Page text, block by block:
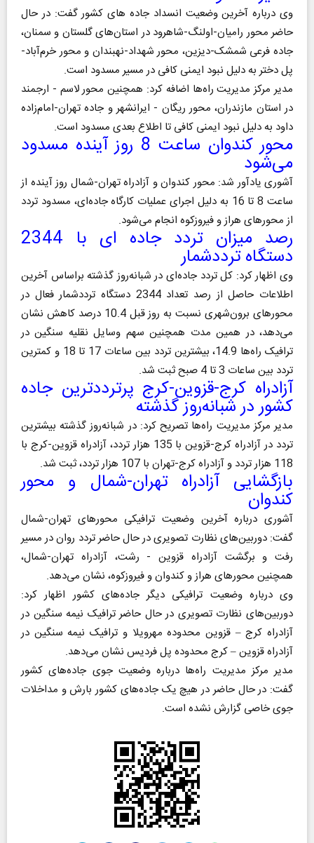
وی درباره آخرین وضعیت انسداد جاده‌‌ های کشور گفت: در حال
حاضر محور رامیان-اولنگ-شاهرود در استان‌های گلستان و سمنان،
جاده فرعی شمشک-دیزین، ‌محور شهداد-نهبندان و محور خرم‌آباد-
پل دختر به دلیل نبود ایمنی کافی در مسیر مسدود ‌است.
مدیر‌ مرکز مدیریت راه‌ها اضافه کرد:‌ همچنین محور لاسم - ارجمند
در استان مازندران، محور ریگان - ایرانشهر‌‌‌‌‌ و جاده تهران-امام‌زاده
داود به دلیل نبود ایمنی کافی‌ تا اطلاع بعدی مسدود است.‌
محور کندوان ساعت 8 روز آینده مسدود
می‌شود
آشوری یادآور شد: محور کندوان و آزادراه تهران-شمال روز آینده از
ساعت 8 تا 16 ‌به‌ دلیل اجرای عملیات کارگاه جاده‌ای، مسدود تردد
از محور‌های هراز و فیروزکوه انجام می‌شود.
رصد میزان تردد جاده‌‌ ای با 2344
دستگاه ترددشمار‌
وی اظهار کرد: کل تردد جاده‌ای در شبانه‌روز گذشته‌ براساس آخرین
اطلاعات حاصل از‌ رصد‌‌ تعداد 2344 دستگاه ترددشمار فعال در
محورهای برون‌شهری نسبت به روز قبل 10.4 درصد کاهش نشان
می‌دهد، در همین مدت همچنین سهم وسایل نقلیه سنگین در
ترافیک راه‌ها 14.9، بیشترین تردد بین ساعات 17 تا 18 و کمترین
تردد بین ساعات 3 تا 4 ‌صبح ثبت شد.
آزادراه‌ ‌‌‌کرج-قزوین-کرج پرترددترین جاده
کشور ‌در شبانه‌روز گذشته
مدیر‌ مرکز مدیریت راه‌ها تصریح کرد‌: در شبانه‌روز گذشته بیشترین
تردد در آزادراه‌ ‌‌‌کرج-قزوین با 135 هزار تردد، آزادراه‌ ‌قزوین‌‌-کرج با
118 هزار تردد‌ و آزادراه ‌‌‌‌‌کرج-تهران‌ با 107 هزار تردد، ثبت شد.
بازگشایی آزادراه تهران-شمال و محور
کندوان
آشوری درباره آخرین وضعیت ترافیکی محورهای تهران-شمال
گفت: ‌دوربین‌های نظارت تصویری در حال حاضر ‌تردد روان در مسیر
رفت و برگشت‌ آزادراه قزوین - رشت، آزادراه تهران-شمال،
همچنین محور‌های هراز و کندوان و ‌فیروزکوه‌، نشان می‌دهد.
وی ‌درباره وضعیت ترافیکی دیگر جاده‌‌های کشور اظهار کرد:‌
دوربین‌‌های نظارت تصویری در حال حاضر ترافیک نیمه سنگین در
آزادراه کرج – قزوین محدوده مهرویلا و ترافیک نیمه سنگین در
آزادراه قزوین – کرج محدوده پل فردیس نشان می‌دهد.
مدیر‌ مرکز مدیریت راه‌ها درباره وضعیت جوی جاده‌های کشور‌
گفت:‌ در حال حاضر در هیچ یک جاده‌‌های کشور بارش و مداخلات
جوی خاصی گزارش نشده است.